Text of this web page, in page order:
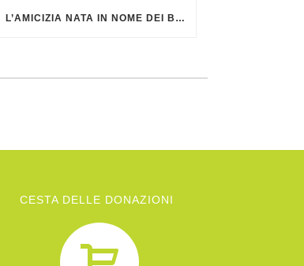
L’AMICIZIA NATA IN NOME DEI BAMBINI
CESTA DELLE DONAZIONI